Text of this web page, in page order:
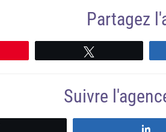
Partagez
Suivre